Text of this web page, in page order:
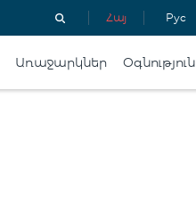
Հայ Рус
Առաջարկներ Օգնություն